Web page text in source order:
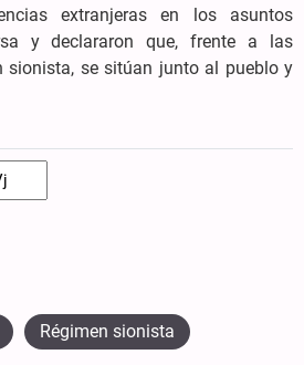
extranjeras en los asuntos
y declararon que, frente a las
sionista, se sitúan junto al pueblo y
Régimen sionista